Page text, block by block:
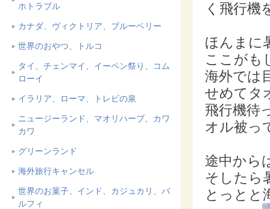
ホトラブル
カナダ、ヴィクトリア、ブルーベリー
世界のおやつ、トルコ
タイ、チェンマイ、イーペン祭り、コム
ローイ
イラリア、ローマ、トレビの泉
ニュージーランド、マオリハーブ、カワ
カワ
グリーンランド
海外旅行キャンセル
世界のお菓子、インド、カジュカリ、バ
ルフィ
く飛行機
ほんまに
ここがも
海外では
せめてタ
飛行機待
オル被っ
途中から
そしたら
とっとと